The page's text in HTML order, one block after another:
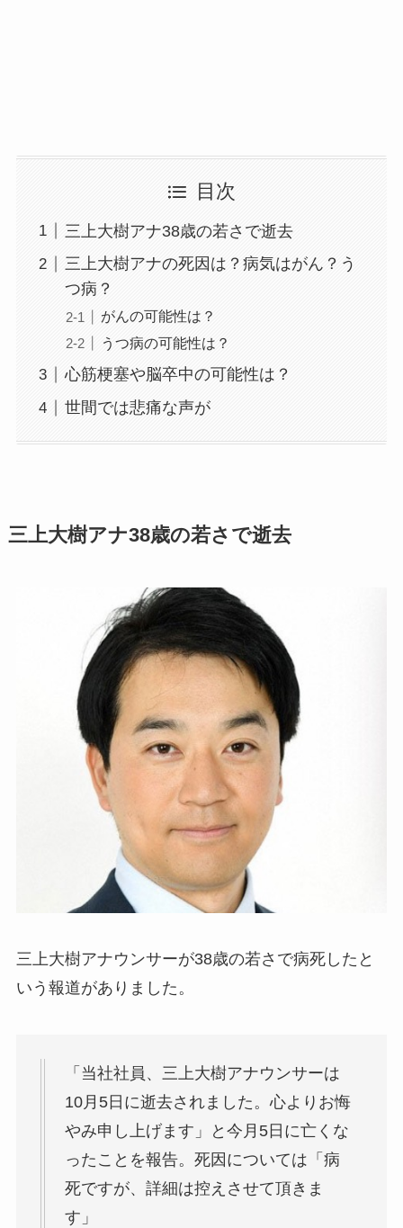
目次
三上大樹アナ38歳の若さで逝去
三上大樹アナの死因は？病気はがん？う
つ病？
がんの可能性は？
うつ病の可能性は？
心筋梗塞や脳卒中の可能性は？
世間では悲痛な声が
三上大樹アナ38歳の若さで逝去
三上大樹アナウンサーが38歳の若さで病死したと
いう報道がありました。
「当社社員、三上大樹アナウンサーは
10月5日に逝去されました。心よりお悔
やみ申し上げます」と今月5日に亡くな
ったことを報告。死因については「病
死ですが、詳細は控えさせて頂きま
す」